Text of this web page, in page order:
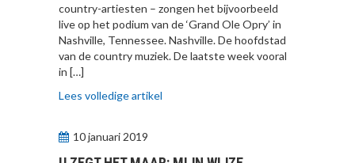
country-artiesten – zongen het bijvoorbeeld
live op het podium van de ‘Grand Ole Opry’ in
Nashville, Tennessee. Nashville. De hoofdstad
van de country muziek. De laatste week vooral
in […]
Lees volledige artikel
10 januari 2019